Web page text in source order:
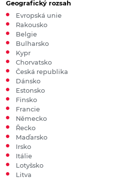
Geografický rozsah
Evropská unie
Rakousko
Belgie
Bulharsko
Kypr
Chorvatsko
Česká republika
Dánsko
Estonsko
Finsko
Francie
Německo
Řecko
Maďarsko
Irsko
Itálie
Lotyšsko
Litva